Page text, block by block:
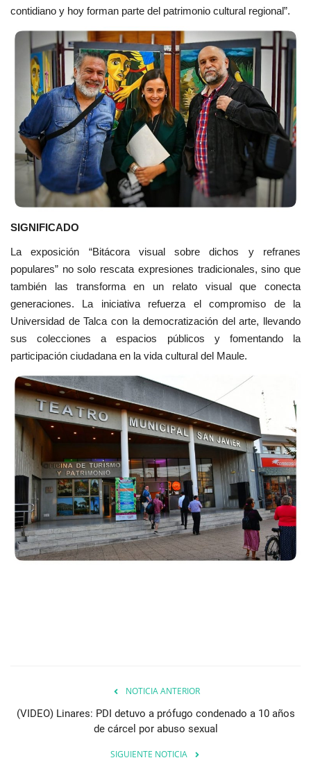
contidiano y hoy forman parte del patrimonio cultural regional”.
SIGNIFICADO
La exposición “Bitácora visual sobre dichos y refranes
populares” no solo rescata expresiones tradicionales, sino que
también las transforma en un relato visual que conecta
generaciones. La iniciativa refuerza el compromiso de la
Universidad de Talca con la democratización del arte, llevando
sus colecciones a espacios públicos y fomentando la
participación ciudadana en la vida cultural del Maule.
NOTICIA ANTERIOR
(VIDEO) Linares: PDI detuvo a prófugo condenado a 10 años
de cárcel por abuso sexual
SIGUIENTE NOTICIA